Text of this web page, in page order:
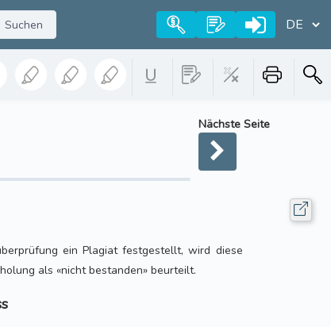
Suchen
Nächste Seite
ein Plagiat festgestellt, wird diese
als «nicht bestanden» beurteilt.